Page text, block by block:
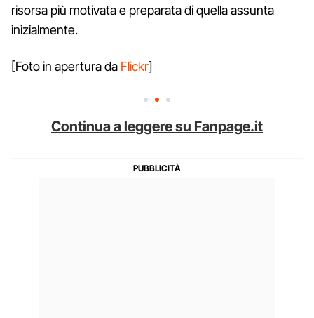
risorsa più motivata e preparata di quella assunta
inizialmente.
[Foto in apertura da Flickr]
Continua a leggere su Fanpage.it